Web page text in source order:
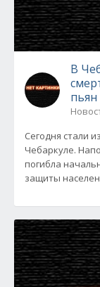
В
пьян
Сегодня стали
Чебаркуле.
погибла
защиты